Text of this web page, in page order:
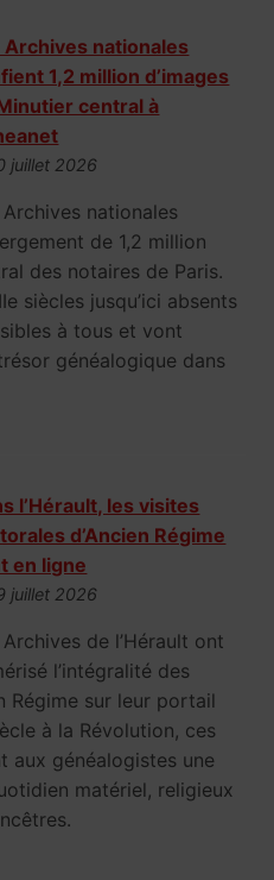
Archives nationales
1,2 million d’images
central à
juillet 2026
Archives nationales
de 1,2 million
des notaires de Paris.
siècles jusqu’ici absents
à tous et vont
généalogique dans
l’Hérault, les visites
d’Ancien Régime
en ligne
juillet 2026
Archives de l’Hérault ont
l’intégralité des
Régime sur leur portail
à la Révolution, ces
aux généalogistes une
matériel, religieux